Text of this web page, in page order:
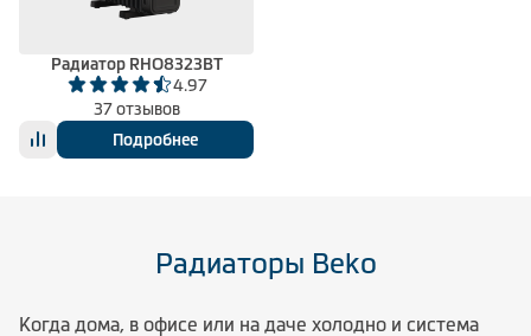
Радиатор RHO8323BT
4.97
37 отзывов
Подробнее
Радиаторы Beko
Когда дома, в офисе или на даче холодно и система